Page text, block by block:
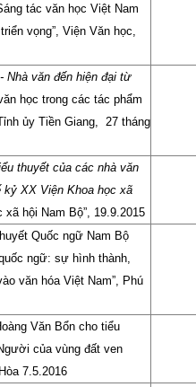
tác văn học Việt Nam
vọng”, Viện Văn học,
Nhà văn đến hiện đại từ
học trong các tác phẩm
ủy Tiền Giang, 27 tháng
thuyết của các nhà văn
kỷ XX Viện Khoa học xã
xã hội Nam Bộ”, 19.9.2015
Quốc ngữ Nam Bộ
ngữ: sự hình thành,
văn hóa Việt Nam”, Phú
Văn Bổn cho tiểu
của vùng đất ven
7.5.2016